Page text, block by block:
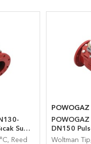
Su
Reed
POWOGAZ
DN150
Sayacı
Woltman